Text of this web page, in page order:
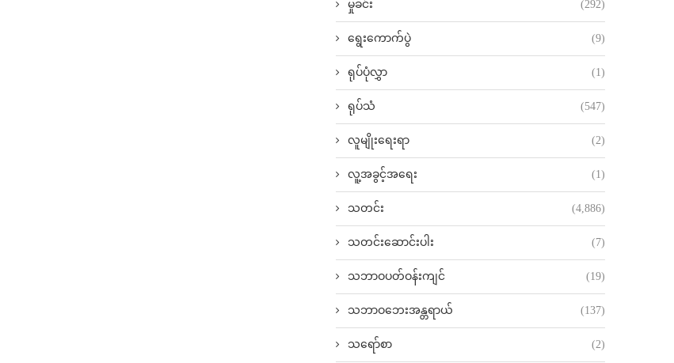
မှုခင်း (292)
ရွေးကောက်ပွဲ (9)
ရုပ်ပုံလွှာ (1)
ရုပ်သံ (547)
လူမျိုးရေးရာ (2)
လူ့အခွင့်အရေး (1)
သတင်း (4,886)
သတင်းဆောင်းပါး (7)
သဘာဝပတ်ဝန်းကျင် (19)
သဘာဝဘေးအန္တရာယ် (137)
သရော်စာ (2)